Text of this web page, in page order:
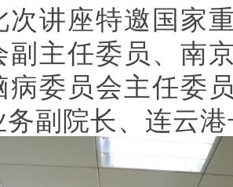
次讲座特邀国家
副主任委员、南
病委员会主任委
务副院长、连云